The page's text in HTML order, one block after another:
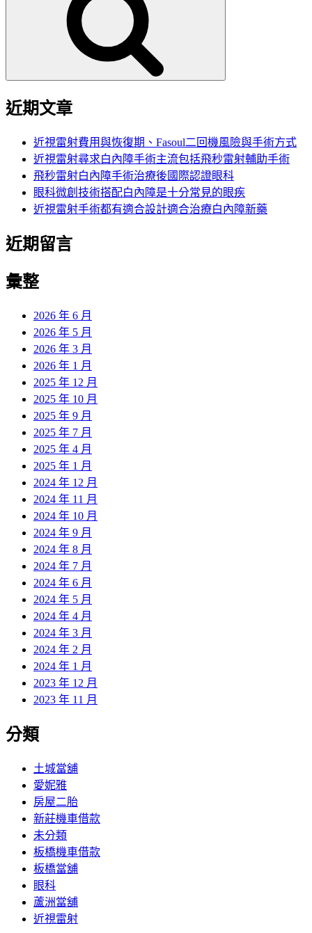
近期文章
近視雷射費用與恢復期、Fasoul二回機風險與手術方式
近視雷射尋求白內障手術主流包括飛秒雷射輔助手術
飛秒雷射白內障手術治療後國際認證眼科
眼科微創技術搭配白內障是十分常見的眼疾
近視雷射手術都有適合設計適合治療白內障新藥
近期留言
彙整
2026 年 6 月
2026 年 5 月
2026 年 3 月
2026 年 1 月
2025 年 12 月
2025 年 10 月
2025 年 9 月
2025 年 7 月
2025 年 4 月
2025 年 1 月
2024 年 12 月
2024 年 11 月
2024 年 10 月
2024 年 9 月
2024 年 8 月
2024 年 7 月
2024 年 6 月
2024 年 5 月
2024 年 4 月
2024 年 3 月
2024 年 2 月
2024 年 1 月
2023 年 12 月
2023 年 11 月
分類
土城當舖
愛妮雅
房屋二胎
新莊機車借款
未分類
板橋機車借款
板橋當舖
眼科
蘆洲當舖
近視雷射